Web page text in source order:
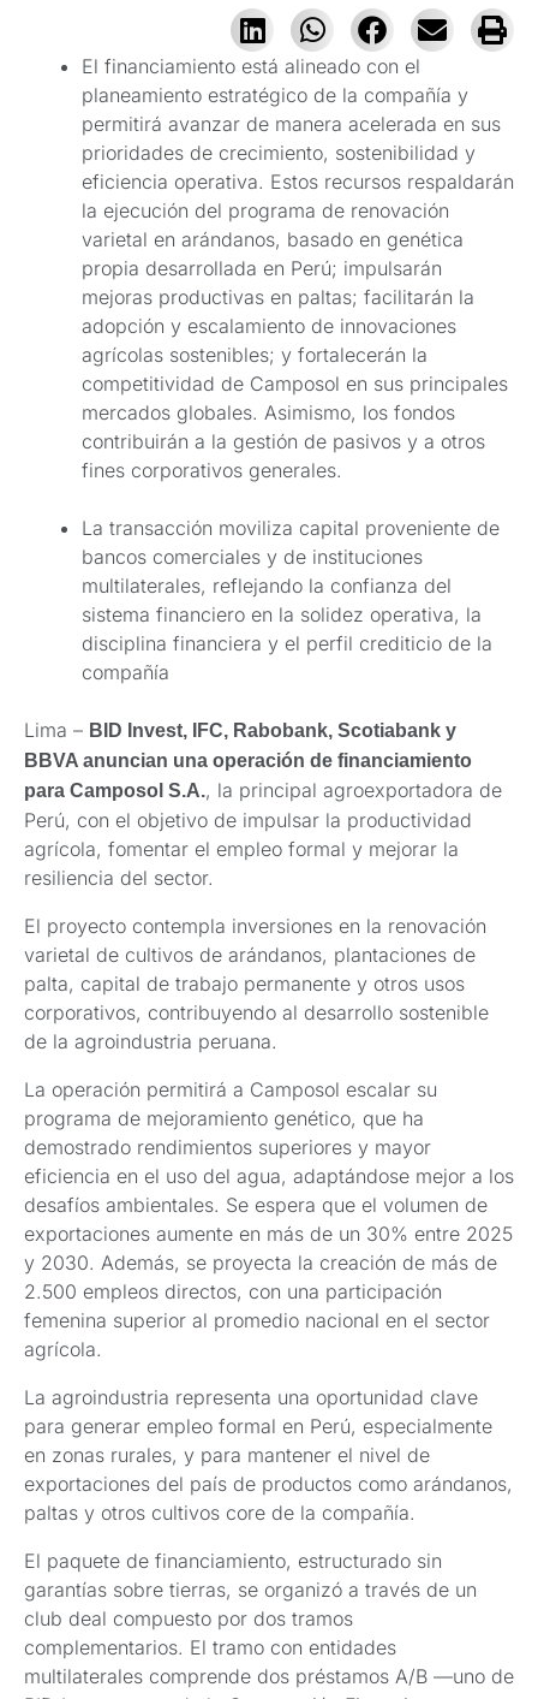
El financiamiento está alineado con el
planeamiento estratégico de la compañía y
permitirá avanzar de manera acelerada en sus
prioridades de crecimiento, sostenibilidad y
eficiencia operativa. Estos recursos respaldarán
la ejecución del programa de renovación
varietal en arándanos, basado en genética
propia desarrollada en Perú; impulsarán
mejoras productivas en paltas; facilitarán la
adopción y escalamiento de innovaciones
agrícolas sostenibles; y fortalecerán la
competitividad de Camposol en sus principales
mercados globales. Asimismo, los fondos
contribuirán a la gestión de pasivos y a otros
fines corporativos generales.
La transacción moviliza capital proveniente de
bancos comerciales y de instituciones
multilaterales, reflejando la confianza del
sistema financiero en la solidez operativa, la
disciplina financiera y el perfil crediticio de la
compañía
Lima – BID Invest, IFC, Rabobank, Scotiabank y
BBVA anuncian una operación de financiamiento
para Camposol S.A., la principal agroexportadora de
Perú, con el objetivo de impulsar la productividad
agrícola, fomentar el empleo formal y mejorar la
resiliencia del sector.
El proyecto contempla inversiones en la renovación
varietal de cultivos de arándanos, plantaciones de
palta, capital de trabajo permanente y otros usos
corporativos, contribuyendo al desarrollo sostenible
de la agroindustria peruana.
La operación permitirá a Camposol escalar su
programa de mejoramiento genético, que ha
demostrado rendimientos superiores y mayor
eficiencia en el uso del agua, adaptándose mejor a los
desafíos ambientales. Se espera que el volumen de
exportaciones aumente en más de un 30% entre 2025
y 2030. Además, se proyecta la creación de más de
2.500 empleos directos, con una participación
femenina superior al promedio nacional en el sector
agrícola.
La agroindustria representa una oportunidad clave
para generar empleo formal en Perú, especialmente
en zonas rurales, y para mantener el nivel de
exportaciones del país de productos como arándanos,
paltas y otros cultivos core de la compañía.
El paquete de financiamiento, estructurado sin
garantías sobre tierras, se organizó a través de un
club deal compuesto por dos tramos
complementarios. El tramo con entidades
multilaterales comprende dos préstamos A/B —uno de